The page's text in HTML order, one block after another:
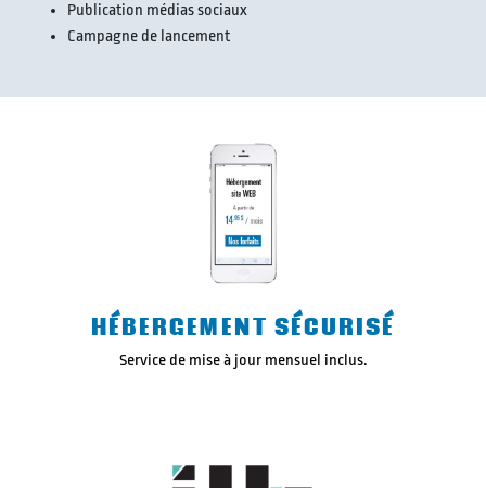
Publication médias sociaux
Campagne de lancement
HÉBERGEMENT SÉCURISÉ
Service de mise à jour mensuel inclus.